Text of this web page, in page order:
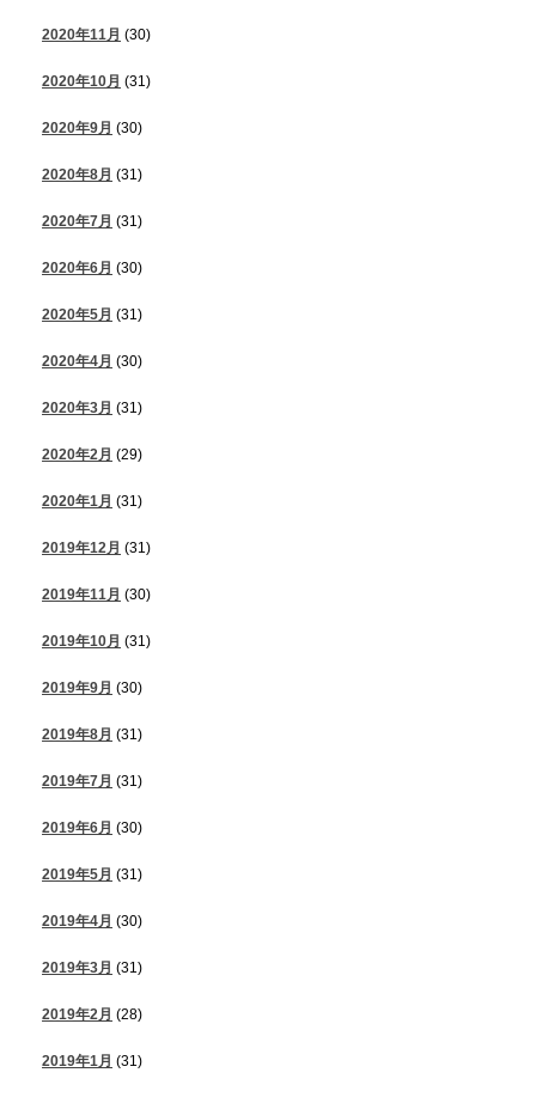
2020年11月 (30)
2020年10月 (31)
2020年9月 (30)
2020年8月 (31)
2020年7月 (31)
2020年6月 (30)
2020年5月 (31)
2020年4月 (30)
2020年3月 (31)
2020年2月 (29)
2020年1月 (31)
2019年12月 (31)
2019年11月 (30)
2019年10月 (31)
2019年9月 (30)
2019年8月 (31)
2019年7月 (31)
2019年6月 (30)
2019年5月 (31)
2019年4月 (30)
2019年3月 (31)
2019年2月 (28)
2019年1月 (31)